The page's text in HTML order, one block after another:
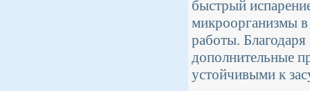
быстрый
микроорганизмы
работы.
дополнительные
устойчивыми к